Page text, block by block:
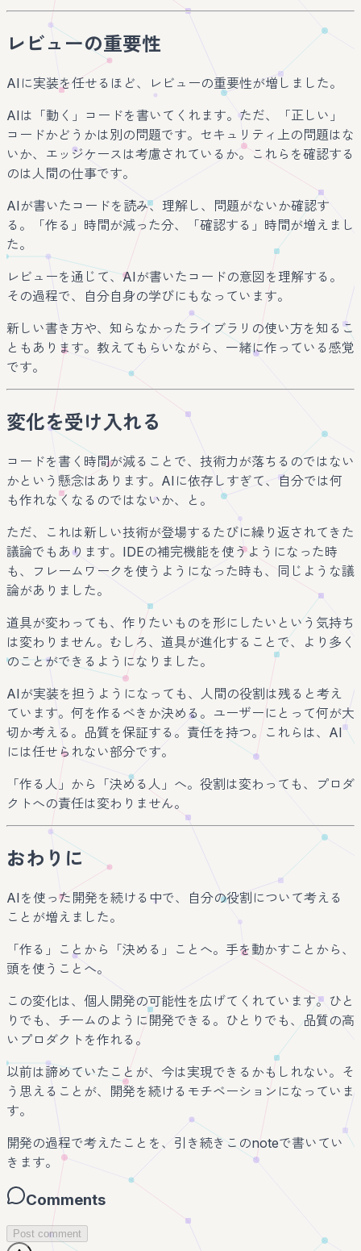
レビューの重要性
AIに実装を任せるほど、レビューの重要性が増しました。
AIは「動く」コードを書いてくれます。ただ、「正しい」
コードかどうかは別の問題です。セキュリティ上の問題はな
いか、エッジケースは考慮されているか。これらを確認する
のは人間の仕事です。
AIが書いたコードを読み、理解し、問題がないか確認す
る。「作る」時間が減った分、「確認する」時間が増えまし
た。
レビューを通じて、AIが書いたコードの意図を理解する。
その過程で、自分自身の学びにもなっています。
新しい書き方や、知らなかったライブラリの使い方を知るこ
ともあります。教えてもらいながら、一緒に作っている感覚
です。
変化を受け入れる
コードを書く時間が減ることで、技術力が落ちるのではない
かという懸念はあります。AIに依存しすぎて、自分では何
も作れなくなるのではないか、と。
ただ、これは新しい技術が登場するたびに繰り返されてきた
議論でもあります。IDEの補完機能を使うようになった時
も、フレームワークを使うようになった時も、同じような議
論がありました。
道具が変わっても、作りたいものを形にしたいという気持ち
は変わりません。むしろ、道具が進化することで、より多く
のことができるようになりました。
AIが実装を担うようになっても、人間の役割は残ると考え
ています。何を作るべきか決める。ユーザーにとって何が大
切か考える。品質を保証する。責任を持つ。これらは、AI
には任せられない部分です。
「作る人」から「決める人」へ。役割は変わっても、プロダ
クトへの責任は変わりません。
おわりに
AIを使った開発を続ける中で、自分の役割について考える
ことが増えました。
「作る」ことから「決める」ことへ。手を動かすことから、
頭を使うことへ。
この変化は、個人開発の可能性を広げてくれています。ひと
りでも、チームのように開発できる。ひとりでも、品質の高
いプロダクトを作れる。
以前は諦めていたことが、今は実現できるかもしれない。そ
う思えることが、開発を続けるモチベーションになっていま
す。
開発の過程で考えたことを、引き続きこのnoteで書いてい
きます。
Comments
Post comment